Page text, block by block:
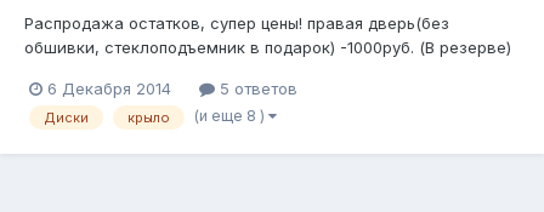
Распродажа остатков, супер цены! правая дверь(без
обшивки, стеклоподъемник в подарок) -1000руб. (В резерве)
торпеда(цвет: черный)-500руб центральный тоннель(цвет:
серый, без пепельницы) -500руб. крышка багажника(в сборе
6 Декабря 2014 5 ответов
Диски крыло (и еще 8 )